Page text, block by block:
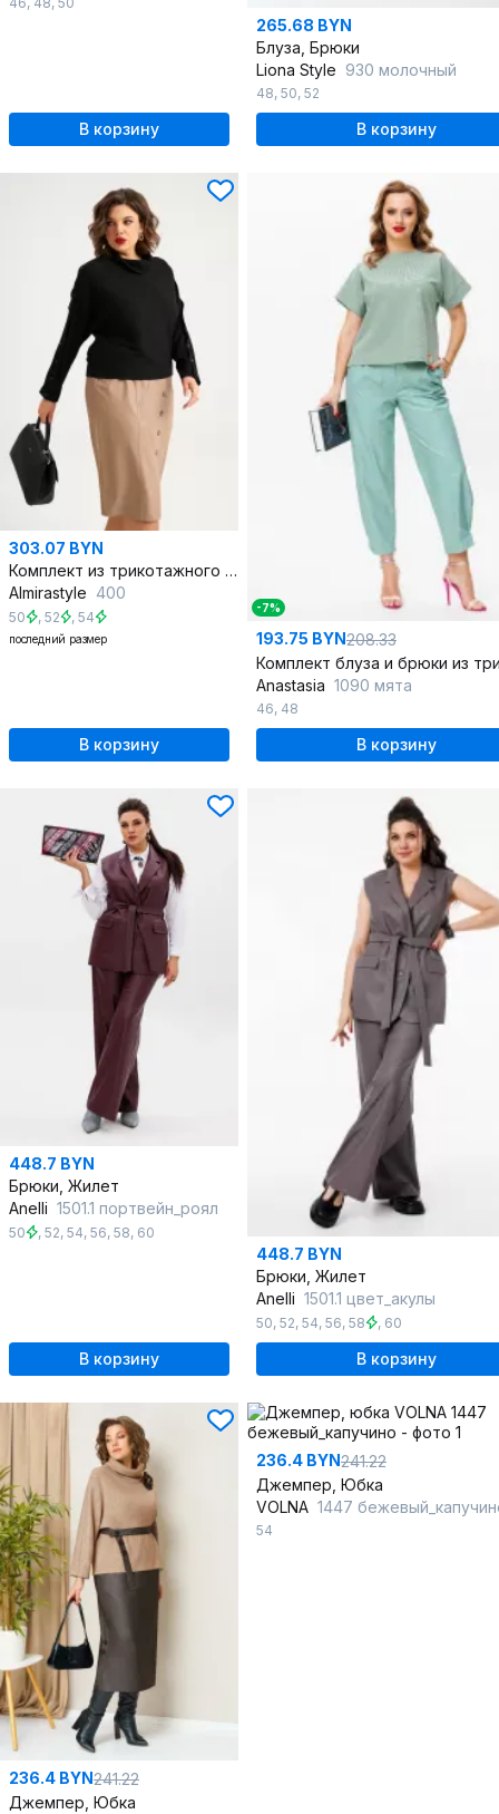
В корзину
265.68 BYN
Блуза, Брюки
Liona Style 930 молочный
48, 50, 52
В корзину
303.07 BYN
Комплект из трикотажного джемпера и юбки из эко-кожи
Almirastyle 400
50 , 52 , 54
последний размер
В корзину
-7%
193.75 BYN208.33
Anastasia 1090 мята
46, 48
В корзину
448.7 BYN
Брюки, Жилет
Anelli 1501.1 портвейн_роял
50 , 52, 54, 56, 58, 60
В корзину
448.7 BYN
Брюки, Жилет
Anelli 1501.1 цвет_акулы
50, 52, 54, 56, 58 , 60
В корзину
236.4 BYN241.22
Джемпер, Юбка
236.4 BYN241.22
Джемпер, Юбка
VOLNA 1447
54